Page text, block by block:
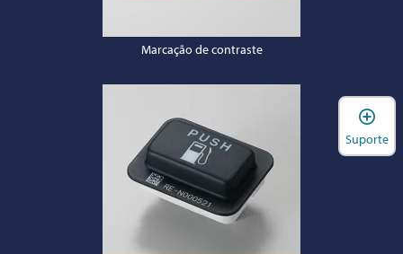
Marcação de contraste
Suporte